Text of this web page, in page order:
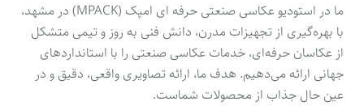
ما در استودیو عکاسی صنعتی حرفه ای امپک (MPACK) در مشهد،
با بهره‌گیری از تجهیزات مدرن، دانش فنی به روز و تیمی متشکل
از عکاسان حرفه‌ای، خدمات عکاسی صنعتی را با استانداردهای
جهانی ارائه می‌دهیم. هدف ما، ارائه تصاویری واقعی، دقیق و در
عین حال جذاب از محصولات شماست.